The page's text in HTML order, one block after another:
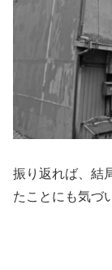
振り返れば、結
たことにも気づ